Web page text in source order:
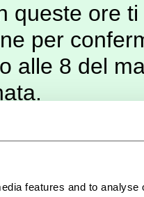
features and to
queste ore ti
per
alle 8 del